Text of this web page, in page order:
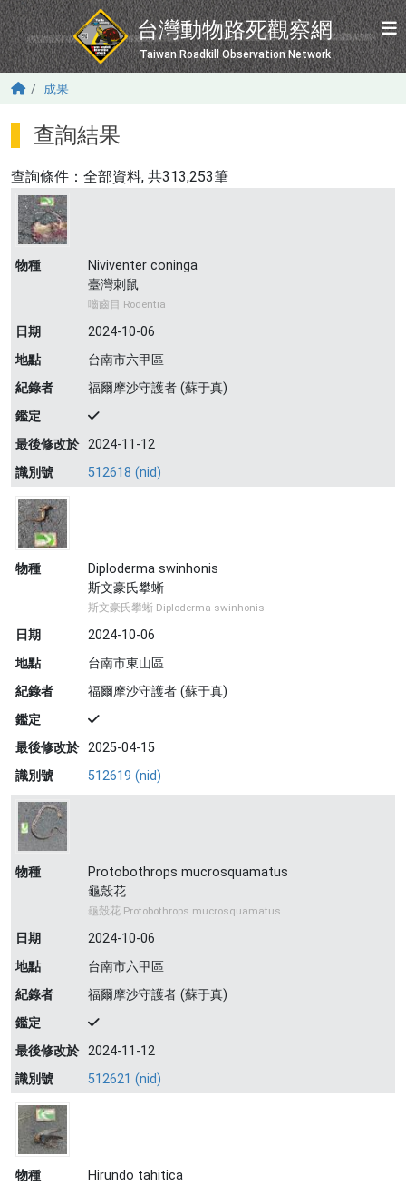
移至主內容
台灣動物路死觀察網
Taiwan Roadkill Observation Network
成果
查詢結果
查詢條件： 全部資料, 共313,253筆
物種
Niviventer coninga
臺灣刺鼠
嚙齒目 Rodentia
日期
2024-10-06
地點
台南市六甲區
紀錄者
福爾摩沙守護者 (蘇于真)
鑑定
最後修改於 2024-11-12
識別號
512618 (nid)
物種
Diploderma swinhonis
斯文豪氏攀蜥
斯文豪氏攀蜥 Diploderma swinhonis
日期
2024-10-06
地點
台南市東山區
紀錄者
福爾摩沙守護者 (蘇于真)
鑑定
最後修改於 2025-04-15
識別號
512619 (nid)
物種
Protobothrops mucrosquamatus
龜殼花
龜殼花 Protobothrops mucrosquamatus
日期
2024-10-06
地點
台南市六甲區
紀錄者
福爾摩沙守護者 (蘇于真)
鑑定
最後修改於 2024-11-12
識別號
512621 (nid)
物種
Hirundo tahitica